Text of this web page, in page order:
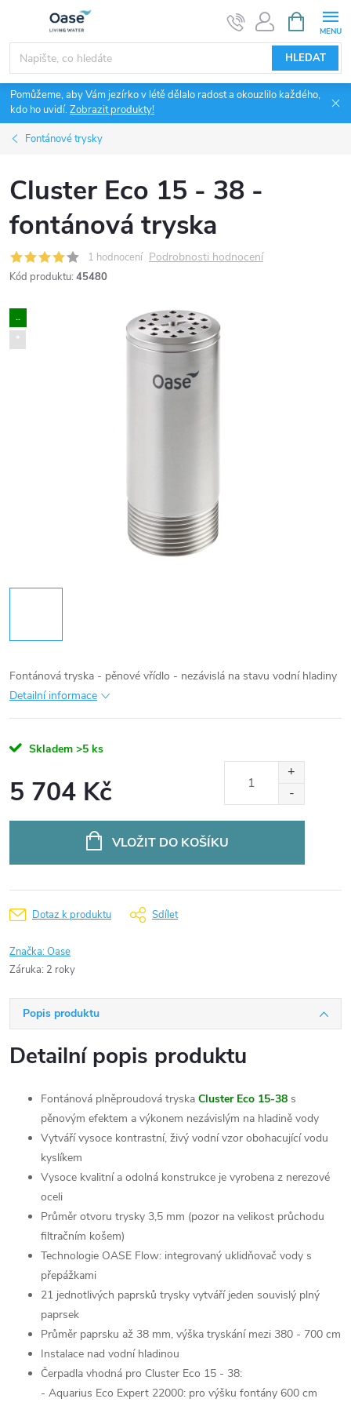
obsah
HLEDAT
NÁKUPNÍ
KOŠÍK
Pomůžeme, aby Vám jezírko v létě dělalo radost a okouzlilo každého,
kdo ho uvidí.Zobrazit produkty!
Fontánové trysky
Cluster Eco 15 - 38 -
fontánová tryska
1 hodnocení Podrobnosti hodnocení
Kód produktu: 45480
..
*
Fontánová tryska - pěnové vřídlo - nezávislá na stavu vodní hladiny
Detailní informace
Skladem >5 ks
5 704 Kč
VLOŽIT DO KOŠÍKU
Dotaz k produktu Sdílet
Značka:Oase
Záruka: 2 roky
Popis produktu
Detailní popis produktu
Fontánová plněproudová tryska Cluster Eco 15-38 s
pěnovým efektem a výkonem nezávislým na hladině vody
Vytváří vysoce kontrastní, živý vodní vzor obohacující vodu
kyslíkem
Vysoce kvalitní a odolná konstrukce je vyrobena z nerezové
oceli
Průměr otvoru trysky 3,5 mm (pozor na velikost průchodu
filtračním košem)
Technologie OASE Flow: integrovaný uklidňovač vody s
přepážkami
21 jednotlivých paprsků trysky vytváří jeden souvislý plný
paprsek
Průměr paprsku až 38 mm, výška tryskání mezi 380 - 700 cm
Instalace nad vodní hladinou
Čerpadla vhodná pro Cluster Eco 15 - 38:
- Aquarius Eco Expert 22000: pro výšku fontány 600 cm